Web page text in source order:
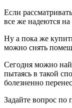
Если
все же надеются
Ну а пока же
можно снять
Сегодня можно
пытаясь в такой
болезненно
Задайте вопрос по